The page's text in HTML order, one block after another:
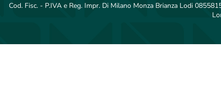
Cod. Fisc. - P.IVA e Reg. Impr. Di Milano Monza Brianza Lodi